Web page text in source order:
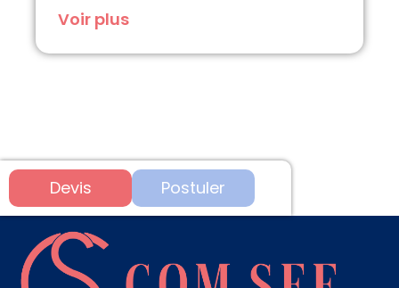
Voir plus
Devis Postuler